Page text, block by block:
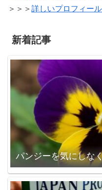
＞＞＞ 詳しいプロフィー
新着記事
パンジーを気にしな